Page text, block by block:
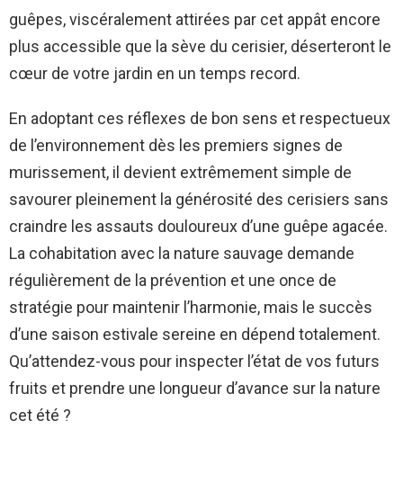
guêpes, viscéralement attirées par cet appât encore
plus accessible que la sève du cerisier, déserteront le
cœur de votre jardin en un temps record.
En adoptant ces réflexes de bon sens et respectueux
de l’environnement dès les premiers signes de
murissement, il devient extrêmement simple de
savourer pleinement la générosité des cerisiers sans
craindre les assauts douloureux d’une guêpe agacée.
La cohabitation avec la nature sauvage demande
régulièrement de la prévention et une once de
stratégie pour maintenir l’harmonie, mais le succès
d’une saison estivale sereine en dépend totalement.
Qu’attendez-vous pour inspecter l’état de vos futurs
fruits et prendre une longueur d’avance sur la nature
cet été ?